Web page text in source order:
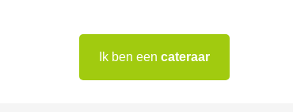
Ik ben een cateraar